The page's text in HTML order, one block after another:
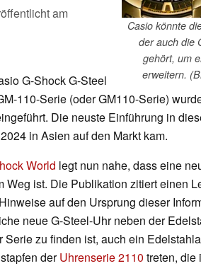
Casio könnte
der auch die
gehört, um
erweitern.
am
G-Shock G-Steel
110-Serie (oder GM110-Serie)
Die neuste Einführung in
in Asien auf den Markt kam.
World legt nun nahe, dass eine
Weg ist. Die Publikation zitiert einen
auf den Ursprung dieser
neue G-Steel-Uhr neben der
zu finden ist, auch ein
derUhrenserie 2110 treten, die